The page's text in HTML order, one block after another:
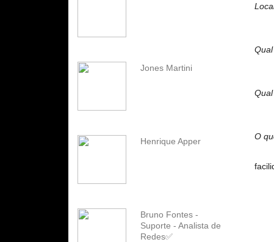
O
Jones Martini
Henrique Apper
Bruno Fontes -
Suporte - Analista de
Redes✅